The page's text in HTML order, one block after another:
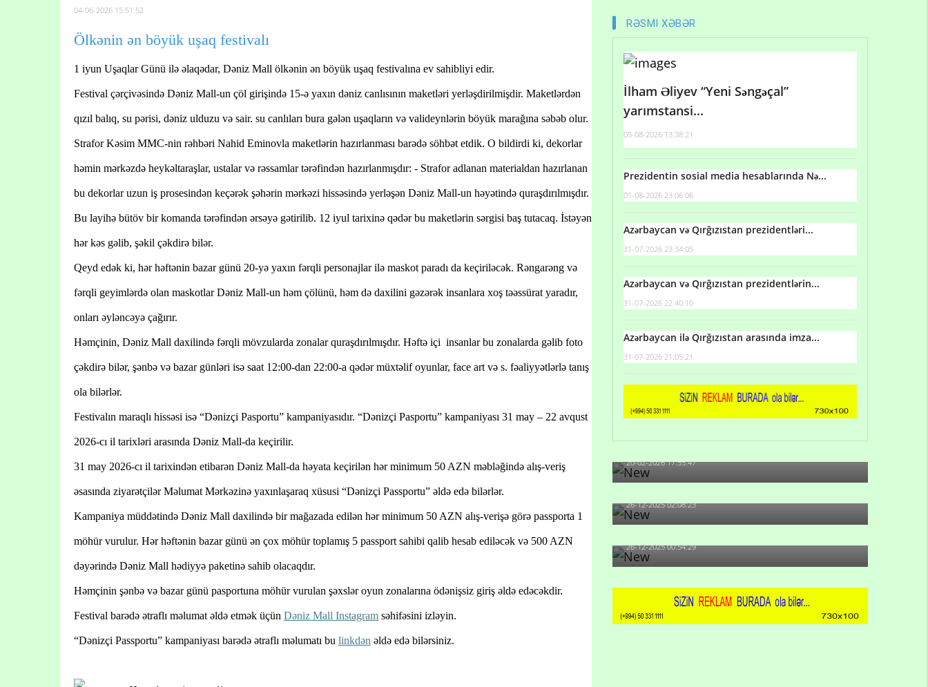
04-06-2026 15:51:52
Ölkənin ən böyük uşaq festivalı
1 iyun Uşaqlar Günü ilə əlaqədar, Dəniz Mall ölkənin ən böyük uşaq festivalına ev sahibliyi edir.
Festival çərçivəsində Dəniz Mall-un çöl girişində 15-ə yaxın dəniz canlısının maketləri yerləşdirilmişdir. Maketlərdən
qızıl balıq, su pərisi, dəniz ulduzu və sair. su canlıları bura gələn uşaqların və valideynlərin böyük marağına səbəb olur.
Strafor Kəsim MMC-nin rəhbəri Nahid Eminovla maketlərin hazırlanması barədə söhbət etdik. O bildirdi ki, dekorlar
həmin mərkəzdə heykəltaraşlar, ustalar və rəssamlar tərəfindən hazırlanmışdır: - Strafor adlanan materialdan hazırlanan
bu dekorlar uzun iş prosesindən keçərək şəhərin mərkəzi hissəsində yerləşən Dəniz Mall-un həyətində quraşdırılmışdır.
Bu layihə bütöv bir komanda tərəfindən ərsəyə gətirilib. 12 iyul tarixinə qədər bu maketlərin sərgisi baş tutacaq. İstəyən
hər kəs gəlib, şəkil çəkdirə bilər.
Qeyd edək ki, hər həftənin bazar günü 20-yə yaxın fərqli personajlar ilə maskot paradı da keçiriləcək. Rəngarəng və
fərqli geyimlərdə olan maskotlar Dəniz Mall-un həm çölünü, həm də daxilini gəzərək insanlara xoş təəssürat yaradır,
onları əyləncəyə çağırır.
Həmçinin, Dəniz Mall daxilində fərqli mövzularda zonalar quraşdırılmışdır. Həftə içi insanlar bu zonalarda gəlib foto
çəkdirə bilər, şənbə və bazar günləri isə saat 12:00-dan 22:00-a qədər müxtəlif oyunlar, face art və s. fəaliyyətlərlə tanış
ola bilərlər.
Festivalın maraqlı hissəsi isə “Dənizçi Pasportu” kampaniyasıdır. “Dənizçi Pasportu” kampaniyası 31 may – 22 avqust
2026-cı il tarixləri arasında Dəniz Mall-da keçirilir.
31 may 2026-cı il tarixindən etibarən Dəniz Mall-da həyata keçirilən hər minimum 50 AZN məbləğində alış-veriş
əsasında ziyarətçilər Məlumat Mərkəzinə yaxınlaşaraq xüsusi “Dənizçi Passportu” əldə edə bilərlər.
Kampaniya müddətində Dəniz Mall daxilində bir mağazada edilən hər minimum 50 AZN alış-verişə görə passporta 1
möhür vurulur. Hər həftənin bazar günü ən çox möhür toplamış 5 passport sahibi qalib hesab ediləcək və 500 AZN
dəyərində Dəniz Mall hədiyyə paketinə sahib olacaqdır.
Həmçinin şənbə və bazar günü pasportuna möhür vurulan şəxslər oyun zonalarına ödənişsiz giriş əldə edəcəkdir.
Festival barədə ətraflı məlumat əldə etmək üçün Dəniz Mall Instagram səhifəsini izləyin.
“Dənizçi Passportu” kampaniyası barədə ətraflı məlumatı bu linkdən əldə edə bilərsiniz.
RƏSMI XƏBƏR
İlham Əliyev “Yeni Səngəçal”
yarımstansi...
05-08-2026 13:38:21
Prezidentin sosial media hesablarında Nə...
01-08-2026 23:06:06
Azərbaycan və Qırğızıstan prezidentləri...
31-07-2026 23:34:05
Azərbaycan və Qırğızıstan prezidentlərin...
31-07-2026 22:40:10
Azərbaycan ilə Qırğızıstan arasında imza...
31-07-2026 21:05:21
artıb?
20-02-2026 17:55:47
Məni bura NAZİR GÖNDƏRİB - 1937-ci ildən
fəaliyyətdə olan və...
26-12-2025 02:08:23
-Ay qız, sən məhkəməni udmayacaqsan... Sən
bilirsən də, məni...
26-12-2025 00:54:29